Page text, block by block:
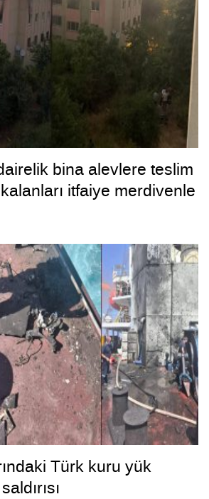
bina alevlere teslim
itfaiye merdivenle
Türk kuru yük